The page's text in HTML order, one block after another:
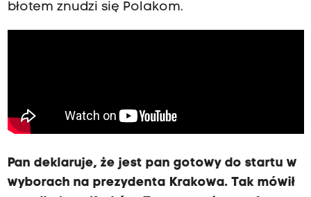
błotem znudzi się Polakom.
Pan deklaruje, że jest pan gotowy do startu w
wyborach na prezydenta Krakowa. Tak mówił